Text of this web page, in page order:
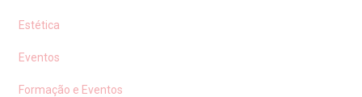
Estética
Eventos
Formação e Eventos